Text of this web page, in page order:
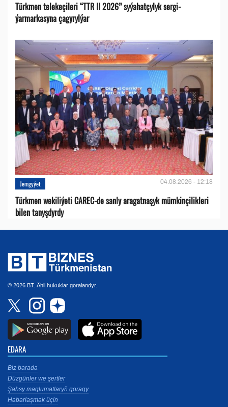
Türkmen telekeçileri “TTR II 2026” syýahatçylyk sergi-
ýarmarkasyna çagyrylýar
Jemgyýet 04.08.2026 - 12:18
Türkmen wekiliýeti CAREC-de sanly aragatnaşyk mümkinçilikleri
bilen tanyşdyrdy
© 2026 BT. Ähli hukuklar goralandyr.
EDARA
Biz barada
Düzgünler we şertler
Şahsy maglumatlaryň goragy
Habarlaşmak üçin